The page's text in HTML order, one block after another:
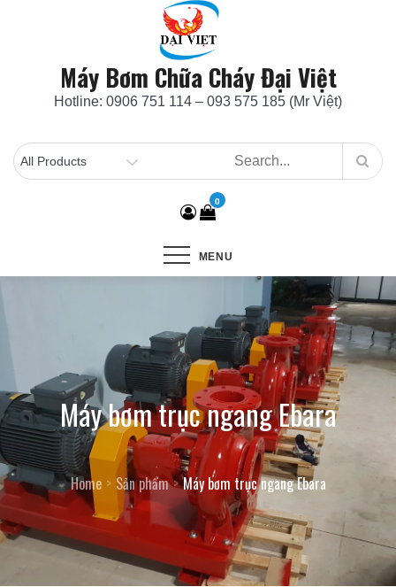
Máy Bơm Chữa Cháy Đại Việt
Hotline: 0906 751 114 – 093 575 185 (Mr Việt)
0
MENU
Máy bơm trục ngang Ebara
Home Sản phẩm Máy bơm trục ngang Ebara